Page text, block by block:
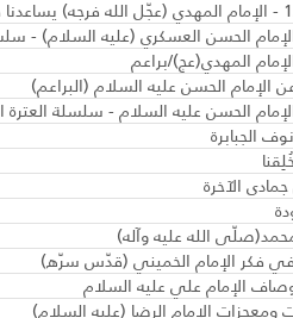
الحسن العسكري (عليه السلام) -
المهدي(عج)/براعم
الإمام الحسن عليه السلام (البراعم)
الحسن عليه السلام - سلسلة العترة
الجبابرة
الله عليه وآله)
في فكر الإمام الخميني (قدّس سرّه)
الإمام علي عليه السلام
ومعجزات الإمام الرضا (عليه السلام)